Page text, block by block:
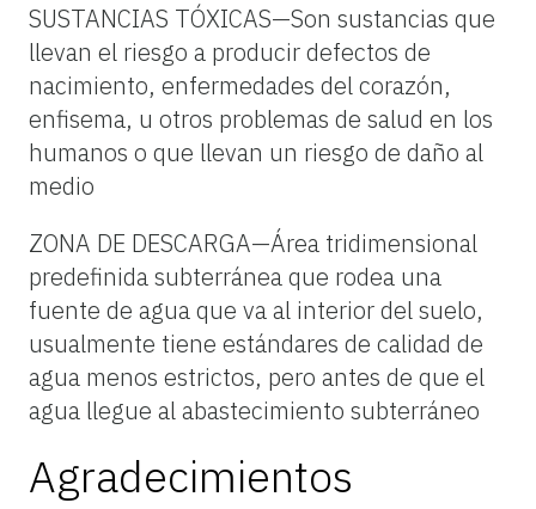
SUSTANCIAS TÓXICAS—Son sustancias que
llevan el riesgo a producir defectos de
nacimiento, enfermedades del corazón,
enfisema, u otros problemas de salud en los
humanos o que llevan un riesgo de daño al
medio
ZONA DE DESCARGA—Área tridimensional
predefinida subterránea que rodea una
fuente de agua que va al interior del suelo,
usualmente tiene estándares de calidad de
agua menos estrictos, pero antes de que el
agua llegue al abastecimiento subterráneo
Agradecimientos